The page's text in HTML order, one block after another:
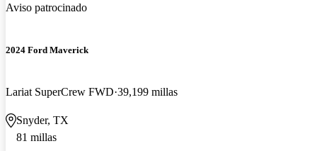
Aviso patrocinado
2024 Ford Maverick
Lariat SuperCrew FWD 39,199 millas
Snyder, TX
81 millas